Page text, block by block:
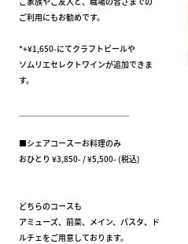
ご利用にもお勧めです。
*+¥1,650-にてクラフトビールや
ソムリエセレクトワインが追加できま
す。
■シェアコースーお料理のみ
おひとり ¥3,850- / ¥5,500- (税込)
どちらのコースも
アミューズ、前菜、メイン、パスタ、ド
ルチェをご用意しております。